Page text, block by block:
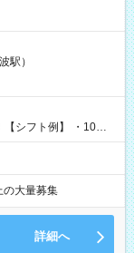
ビニATMから 日払
駅）
の大量募集
詳細へ